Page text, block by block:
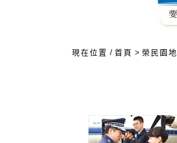
現在位置 / 首頁 > 榮民園地